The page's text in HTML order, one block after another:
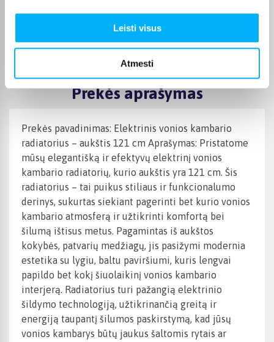
Leisti visus
Atmesti
Prekės aprašymas
Prekės pavadinimas: Elektrinis vonios kambario
radiatorius – aukštis 121 cm Aprašymas: Pristatome
mūsų elegantišką ir efektyvų elektrinį vonios
kambario radiatorių, kurio aukštis yra 121 cm. Šis
radiatorius – tai puikus stiliaus ir funkcionalumo
derinys, sukurtas siekiant pagerinti bet kurio vonios
kambario atmosferą ir užtikrinti komfortą bei
šilumą ištisus metus. Pagamintas iš aukštos
kokybės, patvarių medžiagų, jis pasižymi modernia
estetika su lygiu, baltu paviršiumi, kuris lengvai
papildo bet kokį šiuolaikinį vonios kambario
interjerą. Radiatorius turi pažangią elektrinio
šildymo technologiją, užtikrinančią greitą ir
energiją taupantį šilumos paskirstymą, kad jūsų
vonios kambarys būtų jaukus šaltomis rytais ar